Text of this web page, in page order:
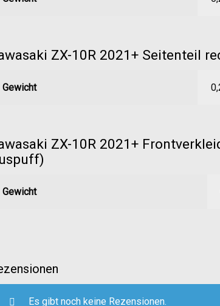
ZX-10R 2021+ Seitenteil
Gewicht
ZX-10R 2021+
Gewicht
Es gibt noch keine Rezensionen.